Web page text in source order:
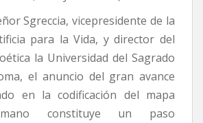
Sgreccia, vicepresidente de la
para la Vida, y director del
la Universidad del Sagrado
el anuncio del gran avance
en la codificación del mapa
constituye un paso